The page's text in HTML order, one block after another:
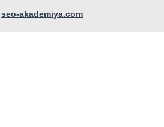
seo-akademiya.com